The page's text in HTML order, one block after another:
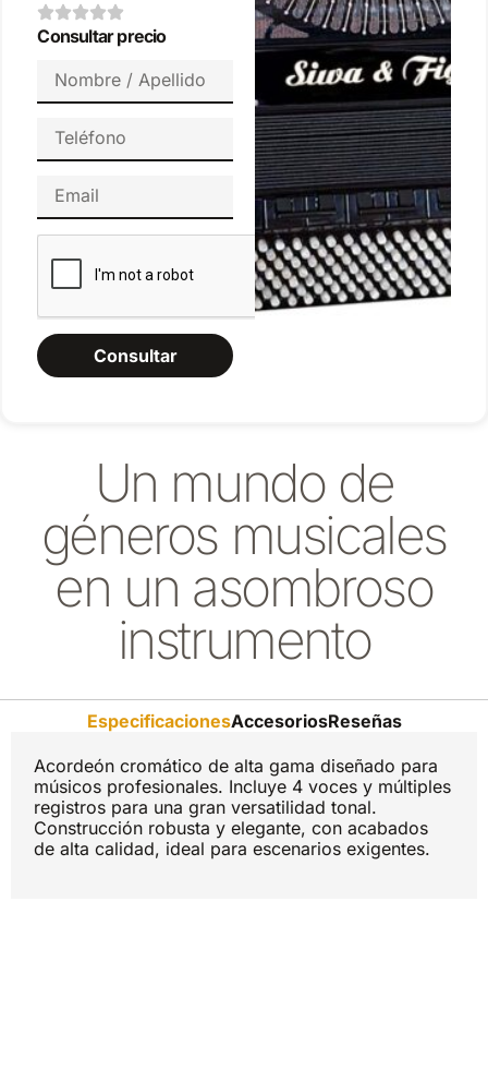
Consultar precio
Consultar
Un mundo de
géneros musicales
en un asombroso
instrumento
EspecificacionesAccesoriosReseñas
Acordeón cromático de alta gama diseñado para
músicos profesionales. Incluye 4 voces y múltiples
registros para una gran versatilidad tonal.
Construcción robusta y elegante, con acabados
de alta calidad, ideal para escenarios exigentes.